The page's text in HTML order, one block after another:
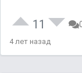
11
4 лет назад